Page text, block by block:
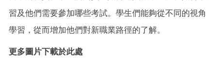
習及他們需要參加哪些考試。學生們能夠從不同的視角
學習，從而增加他們對新職業路徑的了解。
更多圖片下載於此處